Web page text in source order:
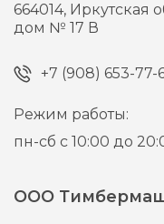
664014, Иркутская
дом № 17 В
+7 (908) 653-77-
Режим работы:
пн-сб с 10:00 до
ООО